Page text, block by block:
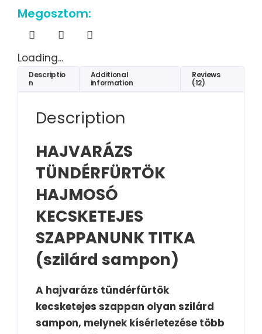
Megosztom:
Loading...
Descriptio
n
Additional
information
Reviews
(12)
Description
HAJVARÁZS
TÜNDÉRFÜRTÖK
HAJMOSÓ
KECSKETEJES
SZAPPANUNK TITKA
(szilárd sampon)
A hajvarázs tündérfürtök
kecsketejes szappan olyan szilárd
sampon, melynek kísérletezése több